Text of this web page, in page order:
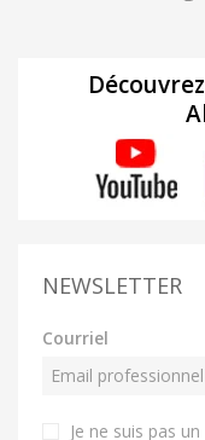
NEWSLETTER
Courriel
Je ne suis pas